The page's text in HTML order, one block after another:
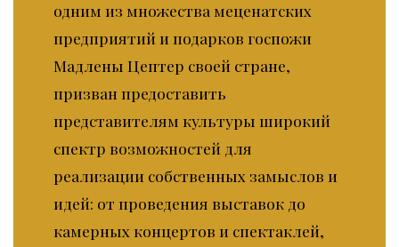
одним из множества меценатских
предприятий и подарков госпожи
Мадлены Цептер своей стране,
призван предоставить
представителям культуры широкий
спектр возможностей для
реализации собственных замыслов и
идей: от проведения выставок до
камерных концертов и спектаклей,